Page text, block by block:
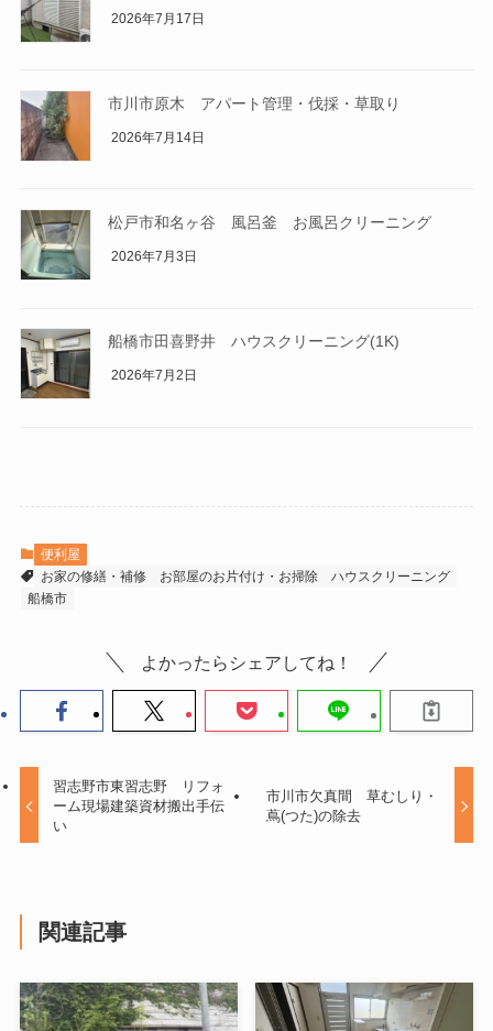
2026年7月17日
市川市原木 アパート管理・伐採・草取り
2026年7月14日
松戸市和名ヶ谷 風呂釜 お風呂クリーニング
2026年7月3日
船橋市田喜野井 ハウスクリーニング(1K)
2026年7月2日
便利屋
お家の修繕・補修
お部屋のお片付け・お掃除
ハウスクリーニング
船橋市
よかったらシェアしてね！
習志野市東習志野 リフォ
ーム現場建築資材搬出手伝
い
市川市欠真間 草むしり・
蔦(つた)の除去
関連記事